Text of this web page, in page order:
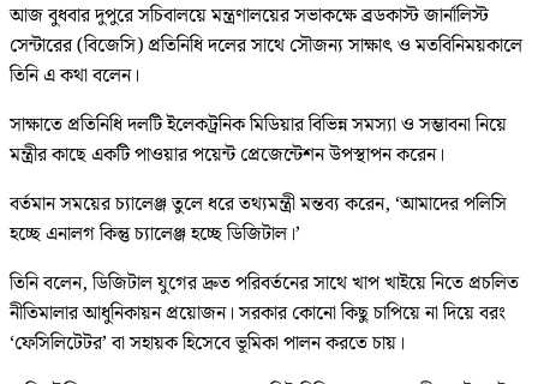
আজ বুধবার দুপুরে সচিবালয়ে মন্ত্রণালয়ের সভাকক্ষে ব্রডকাস্ট জার্নালিস্ট
সেন্টারের (বিজেসি) প্রতিনিধি দলের সাথে সৌজন্য সাক্ষাৎ ও মতবিনিময়কালে
তিনি এ কথা বলেন।
সাক্ষাতে প্রতিনিধি দলটি ইলেকট্রনিক মিডিয়ার বিভিন্ন সমস্যা ও সম্ভাবনা নিয়ে
মন্ত্রীর কাছে একটি পাওয়ার পয়েন্ট প্রেজেন্টেশন উপস্থাপন করেন।
বর্তমান সময়ের চ্যালেঞ্জ তুলে ধরে তথ্যমন্ত্রী মন্তব্য করেন, ‘আমাদের পলিসি
হচ্ছে এনালগ কিন্তু চ্যালেঞ্জ হচ্ছে ডিজিটাল।’
তিনি বলেন, ডিজিটাল যুগের দ্রুত পরিবর্তনের সাথে খাপ খাইয়ে নিতে প্রচলিত
নীতিমালার আধুনিকায়ন প্রয়োজন। সরকার কোনো কিছু চাপিয়ে না দিয়ে বরং
‘ফেসিলিটেটর’ বা সহায়ক হিসেবে ভূমিকা পালন করতে চায়।